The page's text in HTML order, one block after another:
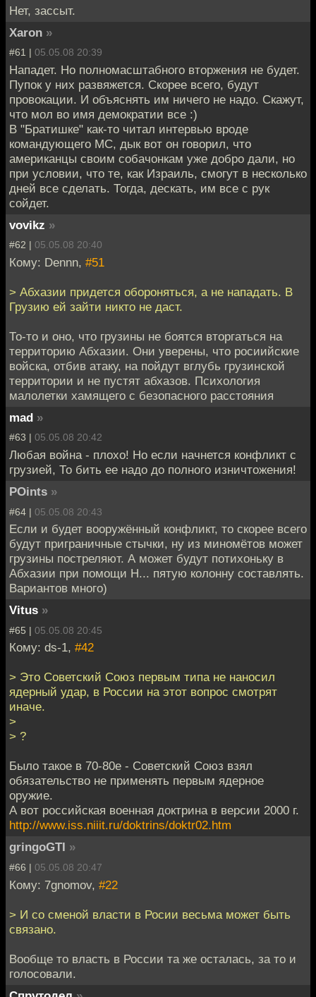
Нет, зассыт.
Xaron »
#61 | 05.05.08 20:39
Нападет. Но полномасштабного вторжения не будет.
Пупок у них развяжется. Скорее всего, будут
провокации. И объяснять им ничего не надо. Скажут,
что мол во имя демократии все :)
В "Братишке" как-то читал интервью вроде
командующего МС, дык вот он говорил, что
американцы своим собачонкам уже добро дали, но
при условии, что те, как Израиль, смогут в несколько
дней все сделать. Тогда, дескать, им все с рук
сойдет.
vovikz »
#62 | 05.05.08 20:40
Кому: Dennn, #51
> Абхазии придется обороняться, а не нападать. В
Грузию ей зайти никто не даст.
То-то и оно, что грузины не боятся вторгаться на
территорию Абхазии. Они уверены, что росиийские
войска, отбив атаку, на пойдут вглубь грузинской
территории и не пустят абхазов. Психология
малолетки хамящего с безопасного расстояния
mad »
#63 | 05.05.08 20:42
Любая война - плохо! Но если начнется конфликт с
грузией, То бить ее надо до полного изничтожения!
POints »
#64 | 05.05.08 20:43
Если и будет вооружённый конфликт, то скорее всего
будут приграничные стычки, ну из миномётов может
грузины постреляют. А может будут потихоньку в
Абхазии при помощи Н... пятую колонну составлять.
Вариантов много)
Vitus »
#65 | 05.05.08 20:45
Кому: ds-1, #42
> Это Советский Союз первым типа не наносил
ядерный удар, в России на этот вопрос смотрят
иначе.
>
> ?
Было такое в 70-80е - Советский Союз взял
обязательство не применять первым ядерное
оружие.
А вот российская военная доктрина в версии 2000 г.
http://www.iss.niiit.ru/doktrins/doktr02.htm
gringoGTI »
#66 | 05.05.08 20:47
Кому: 7gnomov, #22
> И со сменой власти в Росии весьма может быть
связано.
Вообще то власть в России та же осталась, за то и
голосовали.